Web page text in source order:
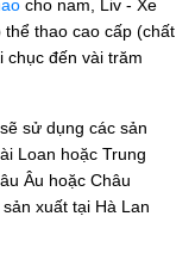
cho nam, Liv - Xe
thao cao cấp (chất
chục đến vài trăm
sử dụng các sản
Loan hoặc Trung
Âu hoặc Châu
xuất tại Hà Lan